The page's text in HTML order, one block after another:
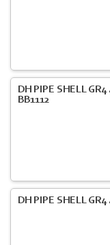
DH PIPE SHELL
BB1112
DH PIPE SHELL GR4